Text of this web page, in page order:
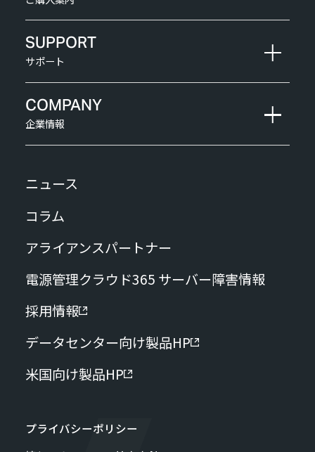
SUPPORT
サポート
COMPANY
企業情報
ニュース
コラム
アライアンスパートナー
電源管理クラウド365 サーバー障害情報
採用情報
データセンター向け製品HP
米国向け製品HP
プライバシーポリシー